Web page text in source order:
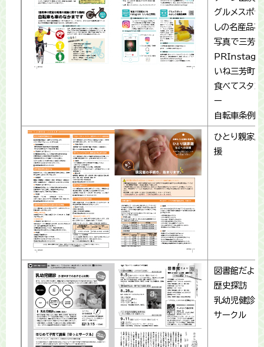
グルメスポッ
しの名産品募
写真で三芳
いね三芳町」
食べてスタン
ー
自転車条例
ひとり親家
援
図書館だより
歴史探訪
乳幼児健診・
サークル